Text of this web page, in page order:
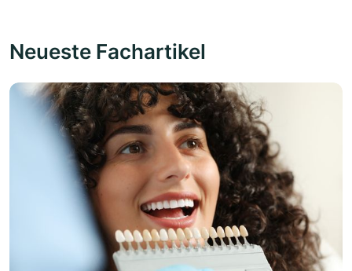
Neueste Fachartikel